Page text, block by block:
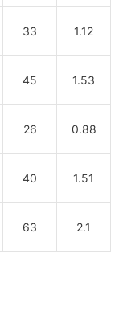
33 1.12
45 1.53
26 0.88
40 1.51
63 2.1